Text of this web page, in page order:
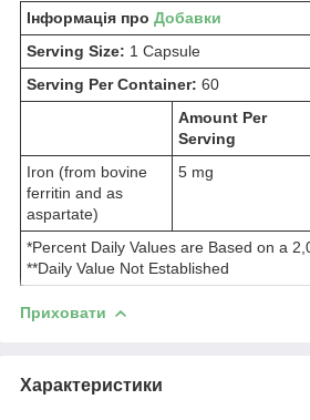
Інформація про Добавки
Serving Size: 1 Capsule
Serving Per Container: 60
Amount Per
Serving
Iron (from bovine
ferritin and as
aspartate)
5 mg
*Percent Daily Values are Based on a
**Daily Value Not Established
Приховати
Характеристики